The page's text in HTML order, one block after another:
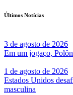
Últimos Notícias
3 de agosto de 2026
Em um jogaço,
1 de agosto de 2026
Estados Unidos
masculina